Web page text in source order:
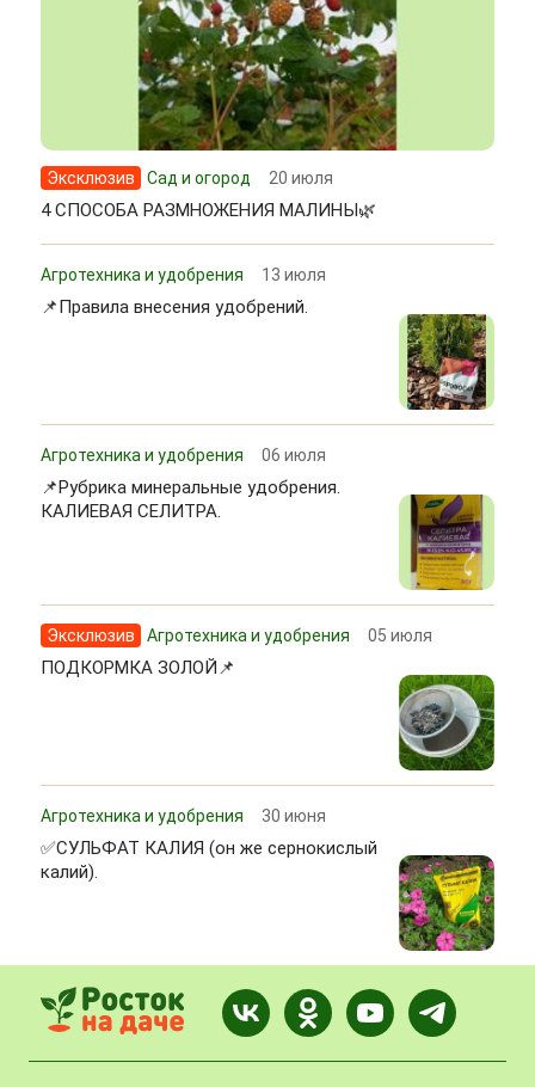
Эксклюзив Сад и огород 20 июля
4 СПОСОБА РАЗМНОЖЕНИЯ МАЛИНЫ🌿
Агротехника и удобрения 13 июля
📌Правила внесения удобрений.
Агротехника и удобрения 06 июля
📌Рубрика минеральные удобрения.
КАЛИЕВАЯ СЕЛИТРА.
Эксклюзив Агротехника и удобрения 05 июля
ПОДКОРМКА ЗОЛОЙ📌
Агротехника и удобрения 30 июня
✅СУЛЬФАТ КАЛИЯ (он же сернокислый
калий).